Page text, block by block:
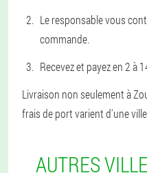
Le responsable vous
commande.
Recevez et payez en 2 à
Livraison non seulement à
frais de port varient d'une
AUTRES